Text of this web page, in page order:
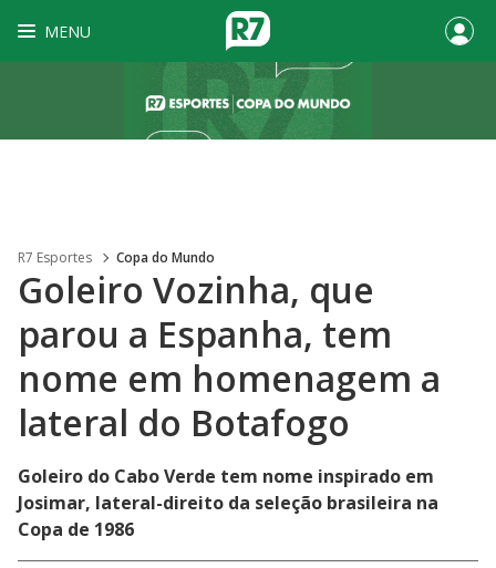
MENU
R7 Esportes Copa do Mundo
Goleiro Vozinha, que
parou a Espanha, tem
nome em homenagem a
lateral do Botafogo
Goleiro do Cabo Verde tem nome inspirado em
Josimar, lateral-direito da seleção brasileira na
Copa de 1986